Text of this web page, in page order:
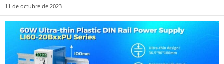
11 de octubre de 2023